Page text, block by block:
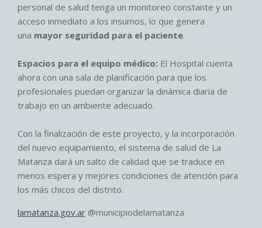
personal de salud tenga un monitoreo constante y un
acceso inmediato a los insumos, lo que genera
una mayor seguridad para el paciente.
Espacios para el equipo médico: El Hospital cuenta
ahora con una sala de planificación para que los
profesionales puedan organizar la dinámica diaria de
trabajo en un ambiente adecuado.
Con la finalización de este proyecto, y la incorporación
del nuevo equipamiento, el sistema de salud de La
Matanza dará un salto de calidad que se traduce en
menos espera y mejores condiciones de atención para
los más chicos del distrito.
lamatanza.gov.ar @municipiodelamatanza